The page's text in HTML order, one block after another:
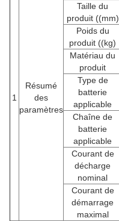
1
Résumé
des
paramètres
Taille du
produit ((mm)
Poids du
produit ((kg)
Matériau du
produit
Type de
batterie
applicable
Chaîne de
batterie
applicable
Courant de
décharge
nominal
Courant de
démarrage
maximal